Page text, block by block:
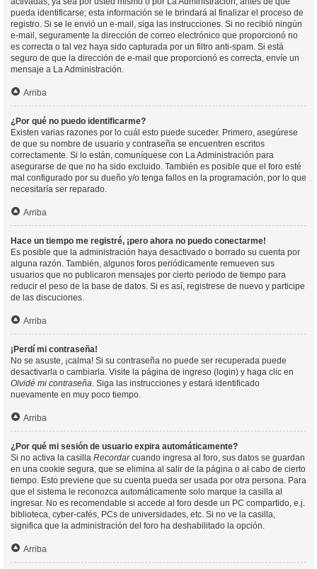
pueda identificarse; esta información se le brindará al finalizar el proceso de
registro. Si se le envió un e-mail, siga las instrucciones. Si no recibió ningún
e-mail, seguramente la dirección de correo electrónico que proporcionó no
es correcta o tal vez haya sido capturada por un filtro anti-spam. Si está
seguro de que la dirección de e-mail que proporcionó es correcta, envíe un
mensaje a La Administración.
Arriba
¿Por qué no puedo identificarme?
Existen varias razones por lo cuál esto puede suceder. Primero, asegúrese
de que su nombre de usuario y contraseña se encuentren escritos
correctamente. Si lo están, comuníquese con La Administración para
asegurarse de que no ha sido excluido. También es posible que el foro esté
mal configurado por su dueño y/o tenga fallos en la programación, por lo que
necesitaría ser reparado.
Arriba
Hace un tiempo me registré, ¡pero ahora no puedo conectarme!
Es posible que la administración haya desactivado o borrado su cuenta por
alguna razón. También, algunos foros periódicamente remueven sus
usuarios que no publicaron mensajes por cierto periodo de tiempo para
reducir el peso de la base de datos. Si es así, registrese de nuevo y participe
de las discuciones.
Arriba
¡Perdí mi contraseña!
No se asuste, ¡calma! Si su contraseña no puede ser recuperada puede
desactivarla o cambiarla. Visite la página de ingreso (login) y haga clic en
Olvidé mi contraseña. Siga las instrucciones y estará identificado
nuevamente en muy poco tiempo.
Arriba
¿Por qué mi sesión de usuario expira automáticamente?
Si no activa la casilla Recordarcuando ingresa al foro, sus datos se guardan
en una cookie segura, que se elimina al salir de la página o al cabo de cierto
tiempo. Esto previene que su cuenta pueda ser usada por otra persona. Para
que el sistema le reconozca automáticamente solo marque la casilla al
ingresar. No es recomendable si accede al foro desde un PC compartido, e.j.
biblioteca, cyber-cafés, PCs de universidades, etc. Si no ve la casilla,
significa que la administración del foro ha deshabilitado la opción.
Arriba